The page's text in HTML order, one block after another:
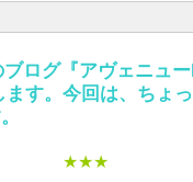
ログ『アヴェニュ
す。今回は、ちょ
★★★